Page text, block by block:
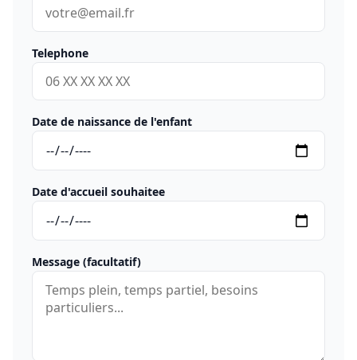
Telephone
Date de naissance de l'enfant
Date d'accueil souhaitee
Message (facultatif)